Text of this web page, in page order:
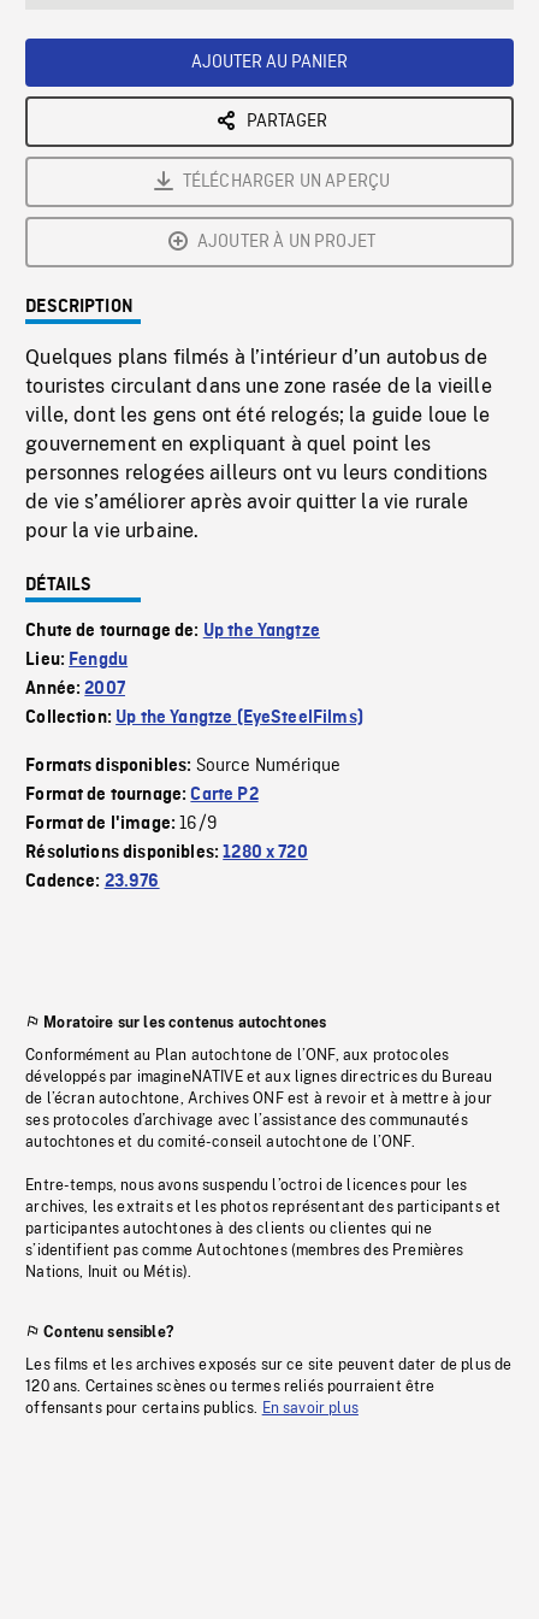
AJOUTER AU PANIER
PARTAGER
TÉLÉCHARGER UN APERÇU
AJOUTER À UN PROJET
DESCRIPTION
Quelques plans filmés à l’intérieur d’un autobus de
touristes circulant dans une zone rasée de la vieille
ville, dont les gens ont été relogés; la guide loue le
gouvernement en expliquant à quel point les
personnes relogées ailleurs ont vu leurs conditions
de vie s’améliorer après avoir quitter la vie rurale
pour la vie urbaine.
DÉTAILS
Chute de tournage de: Up the Yangtze
Lieu: Fengdu
Année:2007
Collection: Up the Yangtze (EyeSteelFilms)
Formats disponibles: Source Numérique
Format de tournage:Carte P2
Format de l'image:16/9
Résolutions disponibles:1280 x 720
Cadence: 23.976
Moratoire sur les contenus autochtones
Conformément au Plan autochtone de l’ONF, aux protocoles
développés par imagineNATIVE et aux lignes directrices du Bureau
de l’écran autochtone, Archives ONF est à revoir et à mettre à jour
ses protocoles d’archivage avec l’assistance des communautés
autochtones et du comité-conseil autochtone de l’ONF.
Entre-temps, nous avons suspendu l’octroi de licences pour les
archives, les extraits et les photos représentant des participants et
participantes autochtones à des clients ou clientes qui ne
s’identifient pas comme Autochtones (membres des Premières
Nations, Inuit ou Métis).
Contenu sensible?
Les films et les archives exposés sur ce site peuvent dater de plus de
120 ans. Certaines scènes ou termes reliés pourraient être
offensants pour certains publics. En savoir plus